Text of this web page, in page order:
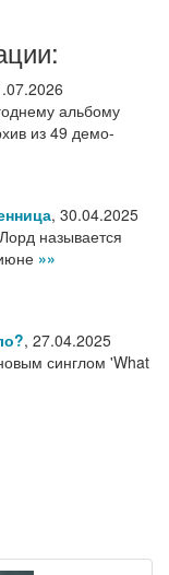
альбому
из 49 демо-
, 30.04.2025
называется
»»
, 27.04.2025
синглом 'What